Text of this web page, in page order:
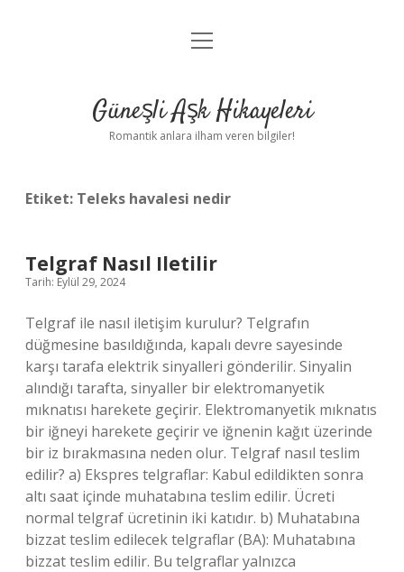
Anasayfa
Yasal Uyarı
menüyü
Güneşli Aşk Hikayeleri
Romantik anlara ilham veren bilgiler!
Etiket: Teleks havalesi nedir
Telgraf Nasıl Iletilir
Tarih: Eylül 29, 2024
Telgraf ile nasıl iletişim kurulur? Telgrafın
düğmesine basıldığında, kapalı devre sayesinde
karşı tarafa elektrik sinyalleri gönderilir. Sinyalin
alındığı tarafta, sinyaller bir elektromanyetik
mıknatısı harekete geçirir. Elektromanyetik mıknatıs
bir iğneyi harekete geçirir ve iğnenin kağıt üzerinde
bir iz bırakmasına neden olur. Telgraf nasıl teslim
edilir? a) Ekspres telgraflar: Kabul edildikten sonra
altı saat içinde muhatabına teslim edilir. Ücreti
normal telgraf ücretinin iki katıdır. b) Muhatabına
bizzat teslim edilecek telgraflar (BA): Muhatabına
bizzat teslim edilir. Bu telgraflar yalnızca